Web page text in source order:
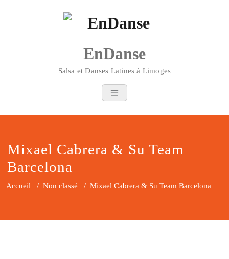
EnDanse
Salsa et Danses Latines à Limoges
Mixael Cabrera & Su Team
Barcelona
Accueil / Non classé / Mixael Cabrera & Su Team Barcelona